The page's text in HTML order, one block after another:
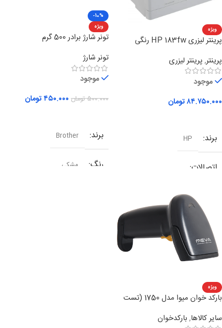
مدل چاپ
ویژه
پرینتر لیزری HP 183fw رنگی
پرینتر, پرینتر لیزری
موجود
۸۴.۷۵۰.۰۰۰تومان
برند HP
اتصالات
وای فای,یو اس بی
نوع کارکرد چندکاره
تکنولوژی چاپ
مدل چاپ
-10%
ویژه
تونر شارژ برادر 500 گرم
تونر شارژ
موجود
۵۰۰.۰۰۰تومان ۴۵۰.۰۰۰تومان
برند Brother
رنگ مشکی
ویژه
بارکد خوان میوا مدل 1750 (تست
سایر کالاها, بارکدخوان